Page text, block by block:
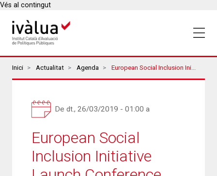
Vés al contingut
Breadcrumbs
Inici Actualitat Agenda European Social Inclusion Initiative Launch Conference
De dt., 26/03/2019 - 01:00 a
European Social
Inclusion Initiative